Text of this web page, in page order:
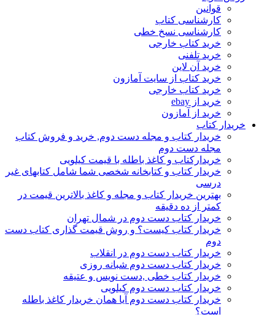
قوانین
کارشناسی کتاب
کارشناسی نسخ خطی
خرید کتاب خارجی
خرید تلفنی
خرید آن لاین
خرید کتاب از سایت آمازون
خرید کتاب خارجی
خرید از ebay
خرید از آمازون
خریدار کتاب
خریدار کتاب و مجله دست دوم, خرید و فروش کتاب
مجله دست دوم
خریدارکتاب و کاغذ باطله با قیمت کیلویی
خریدار کتاب و کتابخانه شخصی شما شامل کتابهای غیر
درسی
بهترین خریدار کتاب و مجله و کاغذ بالاترین قیمت در
کمتر از ده دقیقه
خریدار کتاب دست دوم در شمال تهران
خریدار کتاب کیست؟ و روش قیمت گذاری کتاب دست
دوم
خریدار کتاب دست دوم در انقلاب
خریدار کتاب دست دوم شبانه روزی
خریدار کتاب خطی ,دست نویس و عتیقه
خریدار کتاب دست دوم کیلویی
خریدار کتاب دست دوم آیا همان خریدار کاغذ باطله
است؟